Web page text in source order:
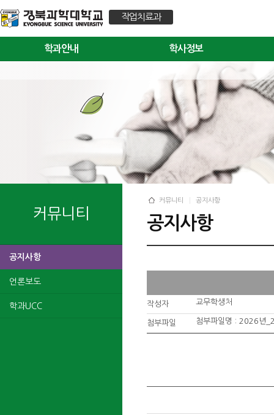
작업치료과
학과안내 학사정보
커뮤니티
공지사항
언론보도
학과UCC
커뮤니티 공지사항
공지사항
작성자 교무학생처
첨부파일 첨부파일명 : 2026년